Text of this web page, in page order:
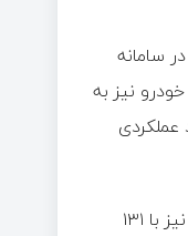
سامانه
نیز به
با این حساب گروه خودرویی با ارزش معاملاتی بیش از ۱۷۱ میلیارد تومان در جایگاه اول ایستاد و گروه بانک‌ها نیز با ۱۳۱